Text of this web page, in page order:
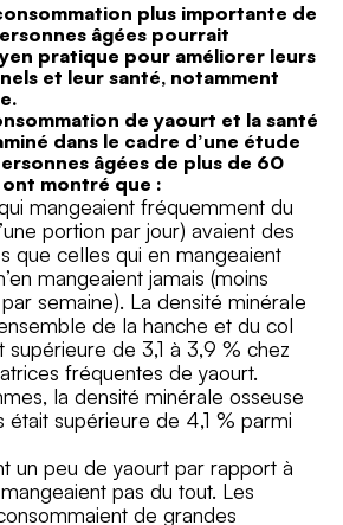
plus importante de
âgées pourrait
pratique pour améliorer leurs
et leur santé, notamment
de yaourt et la santé
dans le cadre d’une étude
âgées de plus de 60
ont montré que :
mangeaient fréquemment du
portion par jour) avaient des
que celles qui en mangeaient
mangeaient jamais (moins
semaine). La densité minérale
de la hanche et du col
supérieure de 3,1 à 3,9 % chez
fréquentes de yaourt.
la densité minérale osseuse
était supérieure de 4,1 % parmi
un peu de yaourt par rapport à
pas du tout. Les
de grandes